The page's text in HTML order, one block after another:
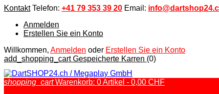
Kontakt Telefon: +41 79 353 39 20 Email:
Anmelden
Erstellen Sie ein Konto
Willkommen, Anmelden oder Erstellen Sie ein Konto
add_shopping_cartGespeicherte Karren (0)
shopping_cart Warenkorb: 0Artikel - 0,00 CHF